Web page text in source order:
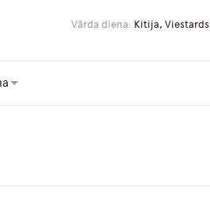
Vārda diena: Kitija,